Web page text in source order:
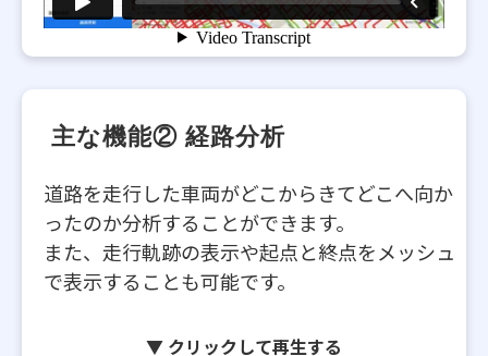
主な機能② 経路分析
道路を走行した車両がどこからきてどこへ向か
ったのか分析することができます。
また、走行軌跡の表示や起点と終点をメッシュ
で表示することも可能です。
▼ クリックして再生する